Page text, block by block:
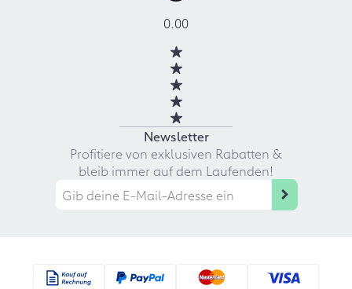
0.00
Newsletter
Profitiere von exklusiven Rabatten &
bleib immer auf dem Laufenden!